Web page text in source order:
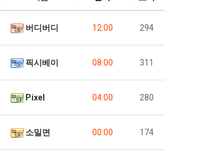
버디버디 12:00 294
픽시베이 08:00 311
Pixel 04:00 280
소밀면 00:00 174